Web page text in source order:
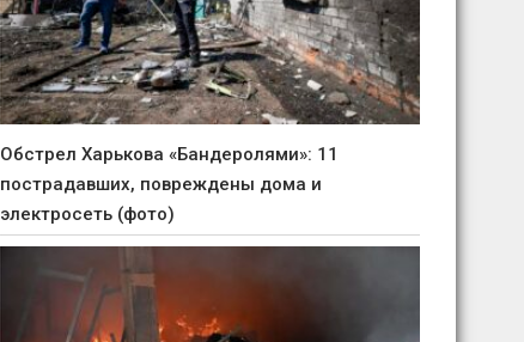
Обстрел Харькова «Бандеролями»: 11
пострадавших, повреждены дома и
электросеть (фото)